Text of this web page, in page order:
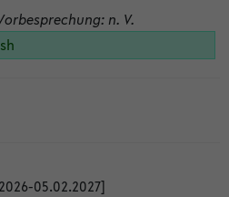
n. V.
05.02.2027]